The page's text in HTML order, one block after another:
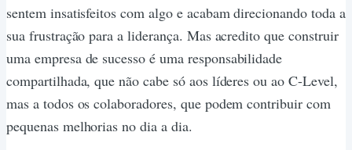
sentem insatisfeitos com algo e acabam direcionando toda a
sua frustração para a liderança. Mas acredito que construir
uma empresa de sucesso é uma responsabilidade
compartilhada, que não cabe só aos líderes ou ao C-Level,
mas a todos os colaboradores, que podem contribuir com
pequenas melhorias no dia a dia.